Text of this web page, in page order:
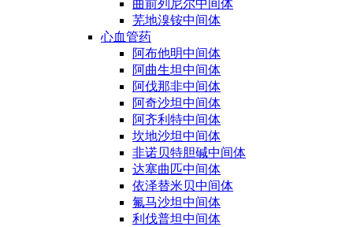
曲前列尼尔中间体
芜地溴铵中间体
心血管药
阿布他明中间体
阿曲生坦中间体
阿伐那非中间体
阿奇沙坦中间体
阿齐利特中间体
坎地沙坦中间体
非诺贝特胆碱中间体
达塞曲匹中间体
依泽替米贝中间体
氟马沙坦中间体
利伐普坦中间体